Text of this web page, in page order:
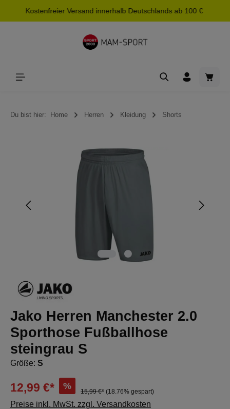
springen
Kostenfreier Versand innerhalb Deutschlands ab 100 €
Du bist hier: Home Herren Kleidung Shorts
Bildergalerie überspringen
Jako Herren Manchester 2.0
Sporthose Fußballhose
steingrau S
Größe: S
12,99 €* %
15,99 €* (18.76% gespart)
Preise inkl. MwSt. zzgl. Versandkosten